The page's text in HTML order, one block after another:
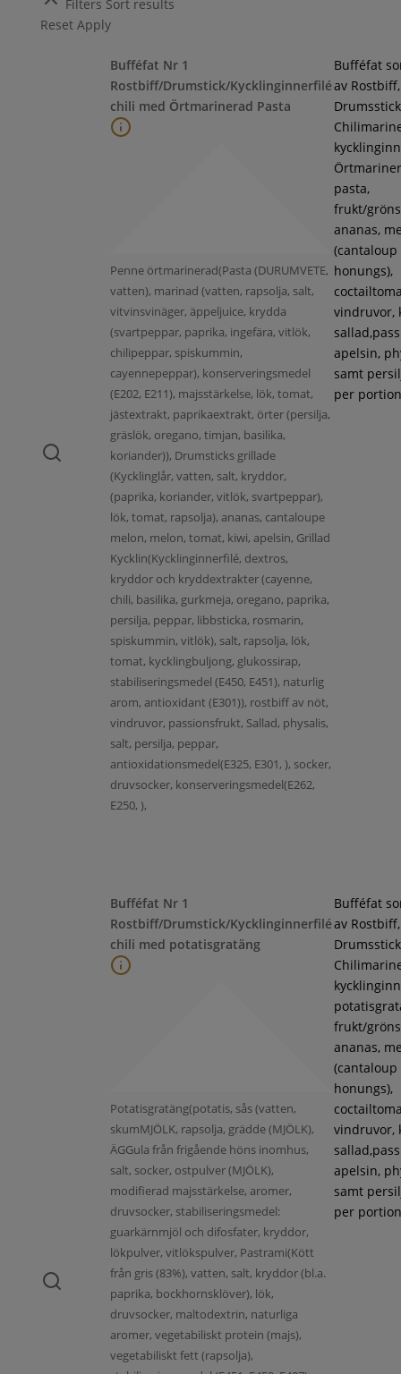
Filters Sort results
Reset Apply
Bufféfat Nr 1
Rostbiff/Drumstick/Kycklinginnerfilé
chili med Örtmarinerad Pasta
Penne örtmarinerad(Pasta (DURUMVETE,
vatten), marinad (vatten, rapsolja, salt,
vitvinsvinäger, äppeljuice, krydda
(svartpeppar, paprika, ingefära, vitlök,
chilipeppar, spiskummin,
cayennepeppar), konserveringsmedel
(E202, E211), majsstärkelse, lök, tomat,
jästextrakt, paprikaextrakt, örter (persilja,
gräslök, oregano, timjan, basilika,
koriander)), Drumsticks grillade
(Kycklinglår, vatten, salt, kryddor,
(paprika, koriander, vitlök, svartpeppar),
lök, tomat, rapsolja), ananas, cantaloupe
melon, melon, tomat, kiwi, apelsin, Grillad
Kycklin(Kycklinginnerfilé, dextros,
kryddor och kryddextrakter (cayenne,
chili, basilika, gurkmeja, oregano, paprika,
persilja, peppar, libbsticka, rosmarin,
spiskummin, vitlök), salt, rapsolja, lök,
tomat, kycklingbuljong, glukossirap,
stabiliseringsmedel (E450, E451), naturlig
arom, antioxidant (E301)), rostbiff av nöt,
vindruvor, passionsfrukt, Sallad, physalis,
salt, persilja, peppar,
antioxidationsmedel(E325, E301, ), socker,
druvsocker, konserveringsmedel(E262,
E250, ),
Bufféfat
av Rostbiff,
pasta,
frukt/
ananas,
(cantaloup
honungs),
vindruvor,
apelsin,
samt
per
Bufféfat Nr 1
Rostbiff/Drumstick/Kycklinginnerfilé
chili med potatisgratäng
Potatisgratäng(potatis, sås (vatten,
skumMJÖLK, rapsolja, grädde (MJÖLK),
ÄGGula från frigående höns inomhus,
salt, socker, ostpulver (MJÖLK),
modifierad majsstärkelse, aromer,
druvsocker, stabiliseringsmedel:
guarkärnmjöl och difosfater, kryddor,
lökpulver, vitlökspulver, Pastrami(Kött
från gris (83%), vatten, salt, kryddor (bl.a.
paprika, bockhornsklöver), lök,
druvsocker, maltodextrin, naturliga
aromer, vegetabiliskt protein (majs),
vegetabiliskt fett (rapsolja),
Bufféfat
av Rostbiff,
frukt/
ananas,
(cantaloup
honungs),
vindruvor,
apelsin,
samt
per